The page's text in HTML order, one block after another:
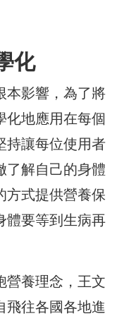
化
本影響，為了將
化地應用在每個
持讓每位使用者
了解自己的身體
方式提供營養保
體要等到生病再
營養理念，王文
飛往各國各地進